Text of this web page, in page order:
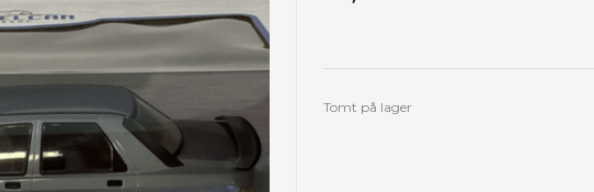
Tomt på lager